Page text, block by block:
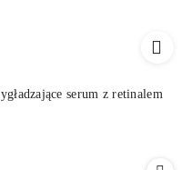
serum z retinalem